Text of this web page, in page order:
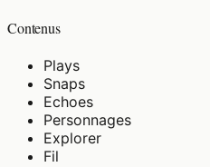
Contenus
Plays
Snaps
Echoes
Personnages
Explorer
Fil